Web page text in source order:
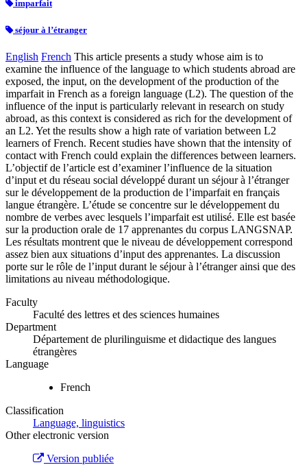
imparfait
séjour à l’étranger
English French This article presents a study whose aim is to
examine the influence of the language to which students abroad are
exposed, the input, on the development of the production of the
imparfait in French as a foreign language (L2). The question of the
influence of the input is particularly relevant in research on study
abroad, as this context is considered as rich for the development of
an L2. Yet the results show a high rate of variation between L2
learners of French. Recent studies have shown that the intensity of
contact with French could explain the differences between learners.
L’objectif de l’article est d’examiner l’influence de la situation
d’input et du réseau social développé durant un séjour à l’étranger
sur le développement de la production de l’imparfait en français
langue étrangère. L’étude se concentre sur le développement du
nombre de verbes avec lesquels l’imparfait est utilisé. Elle est basée
sur la production orale de 17 apprenantes du corpus LANGSNAP.
Les résultats montrent que le niveau de développement correspond
assez bien aux situations d’input des apprenantes. La discussion
porte sur le rôle de l’input durant le séjour à l’étranger ainsi que des
limitations au niveau méthodologique.
Faculty
Faculté des lettres et des sciences humaines
Department
Département de plurilinguisme et didactique des langues
étrangères
Language
French
Classification
Language, linguistics
Other electronic version
Version publiée